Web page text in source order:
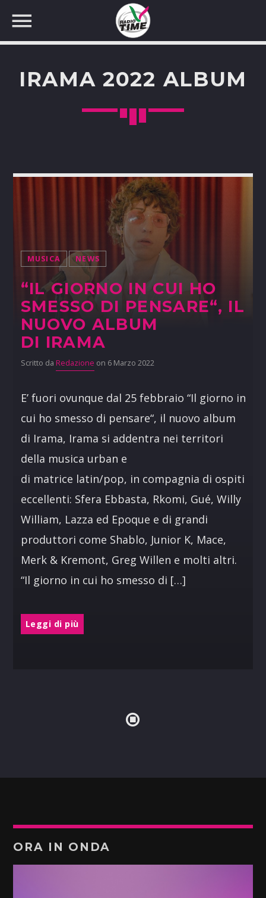
IRAMA 2022 ALBUM
MUSICA NEWS
“IL GIORNO IN CUI HO
SMESSO DI PENSARE“, IL
NUOVO ALBUM
DI IRAMA
Scritto da Redazione on 6 Marzo 2022
E’ fuori ovunque dal 25 febbraio “Il giorno in
cui ho smesso di pensare“, il nuovo album
di Irama, Irama si addentra nei territori
della musica urban e
di matrice latin/pop, in compagnia di ospiti
eccellenti: Sfera Ebbasta, Rkomi, Gué, Willy
William, Lazza ed Epoque e di grandi
produttori come Shablo, Junior K, Mace,
Merk & Kremont, Greg Willen e molti altri.
“Il giorno in cui ho smesso di […]
Leggi di più
ORA IN ONDA